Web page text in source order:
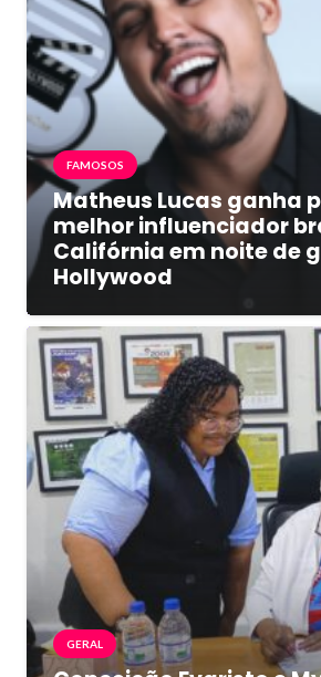
FAMOSOS
Matheus Lucas ganha
melhor influenciador
Califórnia em noite de
Hollywood
GERAL